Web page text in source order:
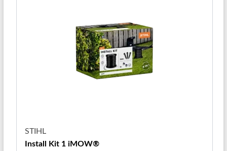
STIHL
Install Kit 1 iMOW®